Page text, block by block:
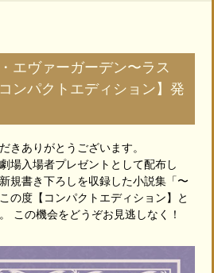
エヴァーガーデン〜ラス
ンパクトエディション】発
きありがとうございます。
場入場者プレゼントとして配布し
規書き下ろしを収録した小説集「〜
の度【コンパクトエディション】と
この機会をどうぞお見逃しなく！